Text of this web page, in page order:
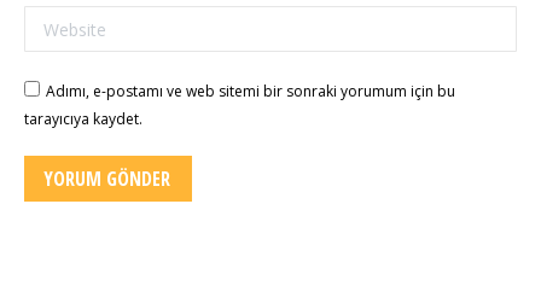
Website
Adımı, e-postamı ve web sitemi bir sonraki yorumum için bu
tarayıcıya kaydet.
YORUM GÖNDER